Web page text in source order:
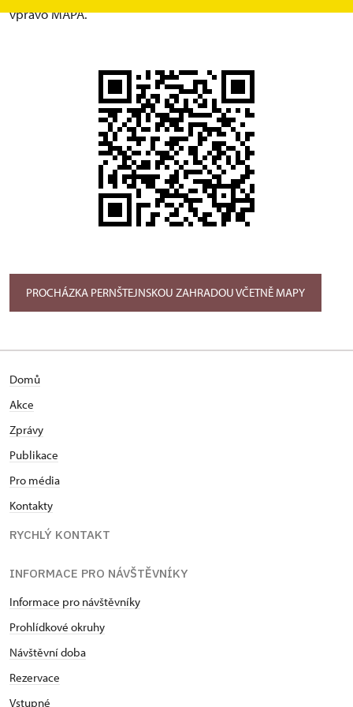
vpravo MAPA.
PROCHÁZKA PERNŠTEJNSKOU ZAHRADOU VČETNĚ MAPY
Domů
Akce
Zprávy
Publikace
Pro média
Kontakty
RYCHLÝ KONTAKT
INFORMACE PRO NÁVŠTĚVNÍKY
Informace pro návštěvníky
Prohlídkové okruhy
Návštěvní doba
Rezervace
Vstupné